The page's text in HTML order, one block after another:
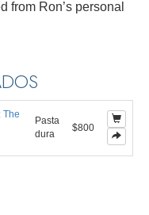
from Ron’s personal
The
Pasta
dura
$800